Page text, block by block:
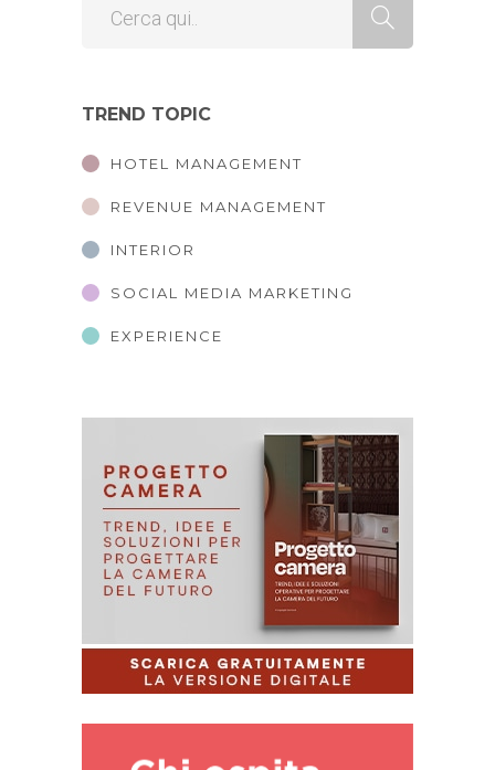
TREND TOPIC
HOTEL MANAGEMENT
REVENUE MANAGEMENT
INTERIOR
SOCIAL MEDIA MARKETING
EXPERIENCE